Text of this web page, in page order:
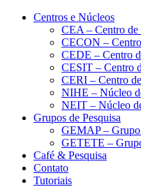
Conteúdo principal Menu
Centros e Núcleos
CEA – Centro
CECON –
CEDE – Centro
CESIT – Centro
CERI – Centro
NIHE – Núcleo
NEIT – Núcleo
Grupos de Pesquisa
GEMAP – Grupo
GETETE –
Café & Pesquisa
Contato
Tutoriais